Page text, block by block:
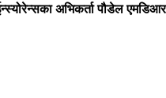
अभिकर्ता पौडेल